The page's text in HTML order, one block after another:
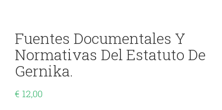
Fuentes Documentales Y
Normativas Del Estatuto De
Gernika.
€ 12,00